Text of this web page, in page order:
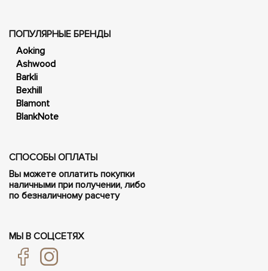
ПОПУЛЯРНЫЕ БРЕНДЫ
Aoking
Ashwood
Barkli
Bexhill
Blamont
BlankNote
СПОСОБЫ ОПЛАТЫ
Вы можете оплатить покупки
наличными при получении, либо
по безналичному расчету
МЫ В СОЦСЕТЯХ